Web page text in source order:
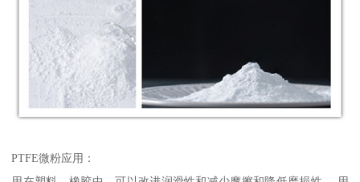
PTFE微粉应用：